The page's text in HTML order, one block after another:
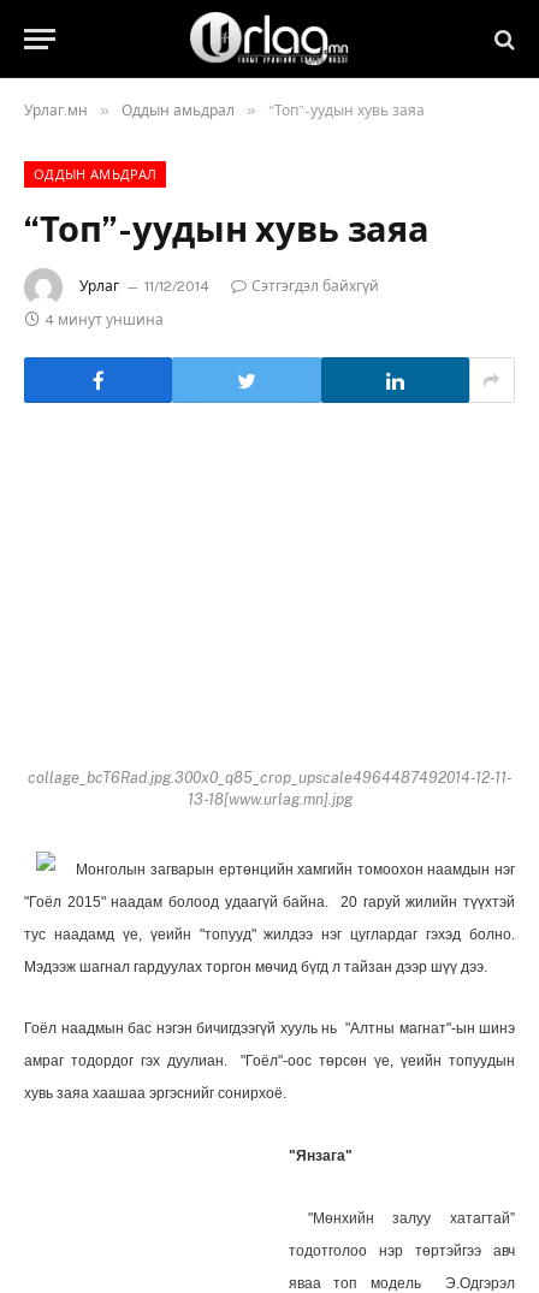
Урлаг.мн » Оддын амьдрал » “Топ”-уудын хувь заяа
ОДДЫН АМЬДРАЛ
“Топ”-уудын хувь заяа
Урлаг 11/12/2014
Сэтгэгдэл байхгүй
4 минут уншина
collage_bcT6Rad.jpg.300x0_q85_crop_upscale4964487492014-12-11-
13-18[www.urlag.mn].jpg
Монголын загварын ертөнцийн хамгийн томоохон наамдын нэг
"Гоёл 2015" наадам болоод удаагүй байна. 20 гаруй жилийн түүхтэй
тус наадамд үе, үеийн "топууд" жилдээ нэг цуглардаг гэхэд болно.
Мэдээж шагнал гардуулах торгон мөчид бүгд л тайзан дээр шүү дээ.
Гоёл наадмын бас нэгэн бичигдээгүй хууль нь "Алтны магнат"-ын шинэ
амраг тодордог гэх дуулиан. "Гоёл"-оос төрсөн үе, үеийн топуудын
хувь заяа хаашаа эргэснийг сонирхоё.
"Янзага"
"Мөнхийн залуу хатагтай”
тодотголоо нэр төртэйгээ авч
яваа топ модель Э.Одгэрэл